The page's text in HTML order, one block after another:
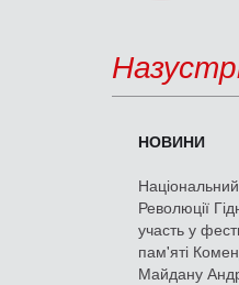
НОВИНИ
Революції
участь у
пам'яті
Майдану